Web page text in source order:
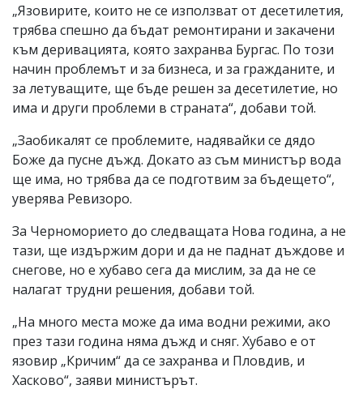
„Язовирите, които не се използват от десетилетия,
трябва спешно да бъдат ремонтирани и закачени
към деривацията, която захранва Бургас. По този
начин проблемът и за бизнеса, и за гражданите, и
за летуващите, ще бъде решен за десетилетие, но
има и други проблеми в страната“, добави той.
„Заобикалят се проблемите, надявайки се дядо
Боже да пусне дъжд. Докато аз съм министър вода
ще има, но трябва да се подготвим за бъдещето“,
уверява Ревизоро.
За Черноморието до следващата Нова година, а не
тази, ще издържим дори и да не паднат дъждове и
снегове, но е хубаво сега да мислим, за да не се
налагат трудни решения, добави той.
„На много места може да има водни режими, ако
през тази година няма дъжд и сняг. Хубаво е от
язовир „Кричим“ да се захранва и Пловдив, и
Хасково“, заяви министърът.